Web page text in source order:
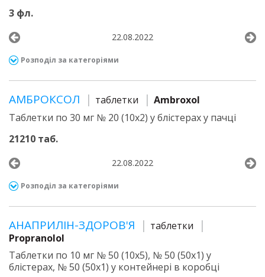
3 фл.
22.08.2022
Розподіл за категоріями
АМБРОКСОЛ таблетки
Ambroxol
Таблетки по 30 мг № 20 (10х2) у блістерах у пачці
21210 таб.
22.08.2022
Розподіл за категоріями
АНАПРИЛІН-ЗДОРОВ'Я
таблетки
Propranolol
Таблетки по 10 мг № 50 (10х5), № 50 (50х1) у
блістерах, № 50 (50х1) у контейнері в коробці